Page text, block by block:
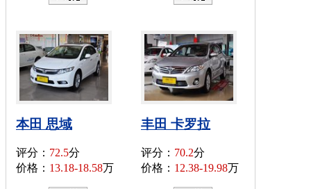
本田 思域
评分： 72.5分
价格： 13.18-18.58万
丰田 卡罗拉
评分： 70.2分
价格： 12.38-19.98万